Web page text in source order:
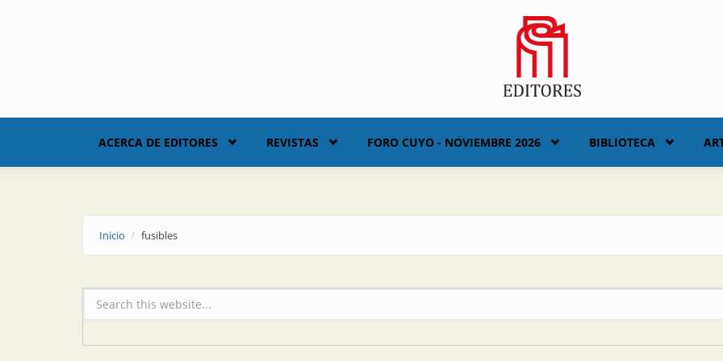
ACERCA DE EDITORES REVISTAS FORO CUYO - NOVIEMBRE 2026 BIBLIOTECA
Inicio fusibles
Formulario de búsqueda